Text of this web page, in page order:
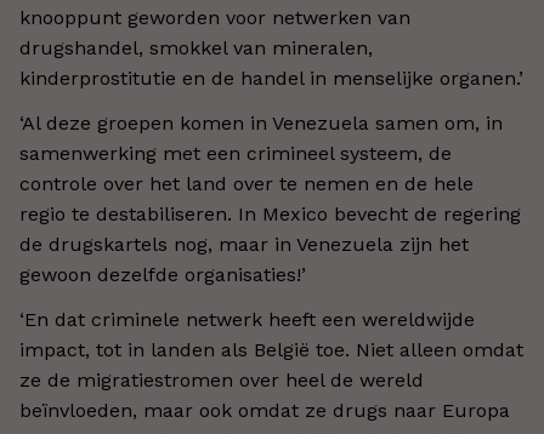
knooppunt geworden voor netwerken van
drugshandel, smokkel van mineralen,
kinderprostitutie en de handel in menselijke organen.’
‘Al deze groepen komen in Venezuela samen om, in
samenwerking met een crimineel systeem, de
controle over het land over te nemen en de hele
regio te destabiliseren. In Mexico bevecht de regering
de drugskartels nog, maar in Venezuela zijn het
gewoon dezelfde organisaties!’
‘En dat criminele netwerk heeft een wereldwijde
impact, tot in landen als België toe. Niet alleen omdat
ze de migratiestromen over heel de wereld
beïnvloeden, maar ook omdat ze drugs naar Europa